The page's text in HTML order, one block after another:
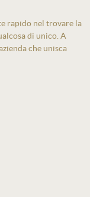
rapido nel trovare la
di unico. A
che unisca